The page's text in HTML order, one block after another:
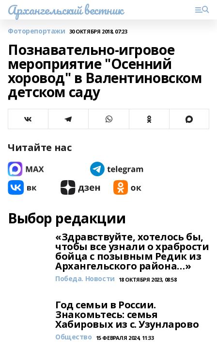
Архангельский вестник
Фоторепортажи 30 ОКТЯБРЯ 2018, 07:23
Познавательно-игровое
мероприятие "Осенний
хоровод" в Валентиновском
детском саду
Читайте нас
Выбор редакции
«Здравствуйте, хотелось бы,
чтобы все узнали о храбрости
бойца с позывным Редик из
Архангельского района…»
Победа. Новости 18 ОКТЯБРЯ 2023, 08:58
Год семьи в России.
Знакомьтесь: семья
Хабировых из с. Узунларово
Общество 15 ФЕВРАЛЯ 2024, 11:33